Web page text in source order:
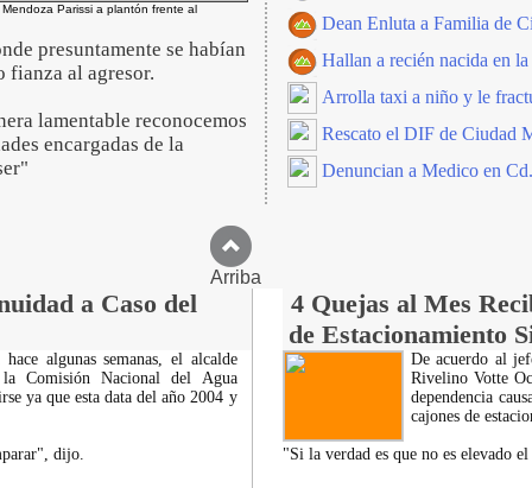
Mendoza Parissi a plantón frente al
presuntamente se habían
fianza al agresor.
lamentable reconocemos
encargadas de la
Dean Enluta a Familia de
Hallan a recién nacida en
Arrolla taxi a niño y le
Rescato el DIF de Ciudad
Denuncian a Medico en
Arriba
a Caso del
4 Quejas al Mes
de Estacionamiento
algunas semanas, el alcalde
Comisión Nacional del Agua
ya que esta data del año 2004 y
dijo.
De acuerdo al
Rivelino Votte
dependencia
cajones de
"Si la verdad es que no es elevado